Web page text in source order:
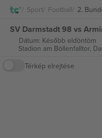
Sport Football 2.
Dátum: Később eldöntöm
Stadion am Böllenfalltor,
Térkép elrejtése